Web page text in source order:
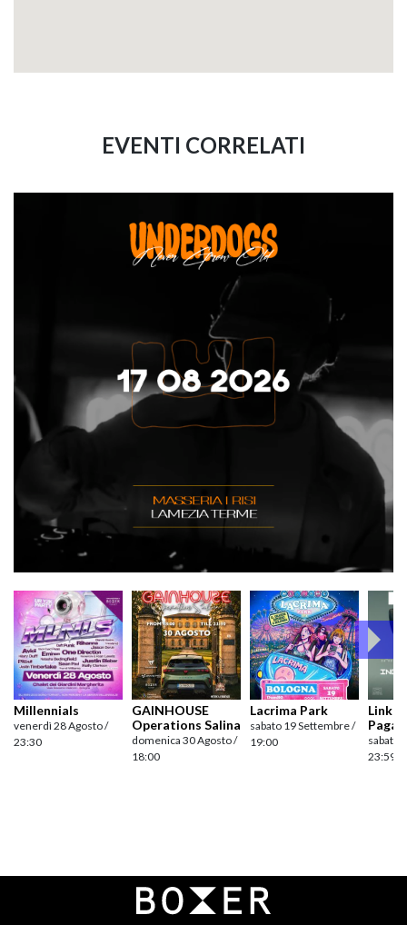
EVENTI CORRELATI
Millennials
venerdì 28 Agosto /
23:30
GAINHOUSE
Operations Salina
domenica 30 Agosto /
18:00
Lacrima Park
sabato 19 Settembre /
19:00
Link
sabato
23:59
Navigazione